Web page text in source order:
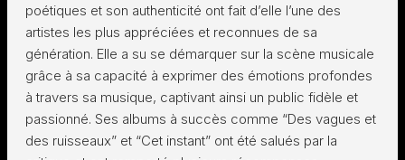
poétiques et son authenticité ont fait d’elle l’une des
artistes les plus appréciées et reconnues de sa
génération. Elle a su se démarquer sur la scène musicale
grâce à sa capacité à exprimer des émotions profondes
à travers sa musique, captivant ainsi un public fidèle et
passionné. Ses albums à succès comme “Des vagues et
des ruisseaux” et “Cet instant” ont été salués par la